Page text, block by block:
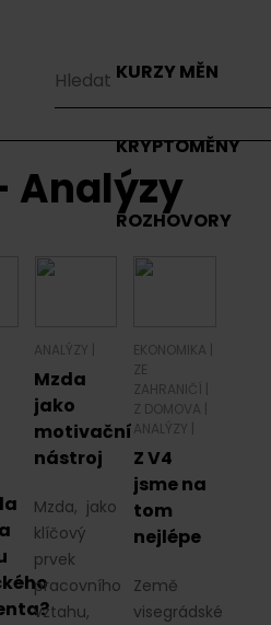
KURZY MĚN
KRYPTOMĚNY
ROZHOVORY
Analýzy
ANALÝZY
Mzda
jako
motivační
nástroj
Mzda, jako
klíčový
prvek
pracovního
vztahu,
EKONOMIKA
ZE
ZAHRANIČÍ
Z DOMOVA
ANALÝZY
Z V4
jsme na
tom
nejlépe
Země
visegrádské